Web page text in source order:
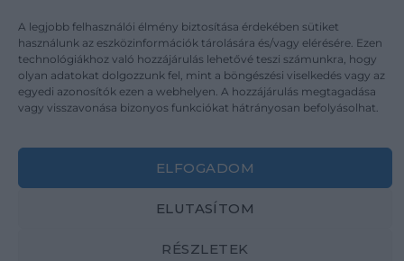
A legjobb felhasználói élmény biztosítása érdekében sütiket
használunk az eszközinformációk tárolására és/vagy elérésére. Ezen
technológiákhoz való hozzájárulás lehetővé teszi számunkra, hogy
olyan adatokat dolgozzunk fel, mint a böngészési viselkedés vagy az
egyedi azonosítók ezen a webhelyen. A hozzájárulás megtagadása
vagy visszavonása bizonyos funkciókat hátrányosan befolyásolhat.
ELFOGADOM
ELUTASÍTOM
RÉSZLETEK
Médiaajánlat
Karrier
Kapcsolat
ÁSZF
Adatvédelem
Impresszum